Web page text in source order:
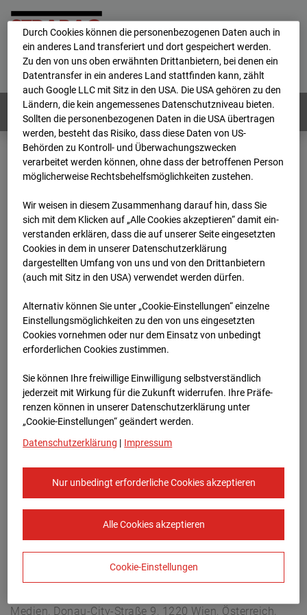
Home E-Mail Impressum
Login
Deutsch / English
Webcams: Alle Länder
Home
Deutschland
BC-132 - BV-Ausbau Bonatzbau -Cam9
Archiv
2026 07 08 14:30
BC-132 - BV-Ausbau
Bonatzbau -Cam9
Arnulf Klett Platz, 70173 Stuttgart
Zur Übersicht
Europe/Berlin
Medien, Donau-City-Straße 9, 1220 Wien, Österreich,
Durch Cookies können die personenbezogenen Daten auch in
ein anderes Land transferiert und dort gespeichert werden.
Zu den von uns oben erwähnten Drittanbietern, bei denen ein
Datentransfer in ein anderes Land stattfinden kann, zählt
auch Google LLC mit Sitz in den USA. Die USA gehören zu den
Ländern, die kein angemessenes Datenschutzniveau bieten.
Sollten die personenbezogenen Daten in die USA übertragen
werden, besteht das Risiko, dass diese Daten von US-
Behörden zu Kontroll- und Überwachungszwecken
verarbeitet werden können, ohne dass der betroffenen Person
möglicherweise Rechtsbehelfsmöglichkeiten zustehen.
Wir weisen in diesem Zusammenhang darauf hin, dass Sie
sich mit dem Klicken auf „Alle Cookies akzeptieren“ damit ein­
ver­standen erklären, dass die auf unserer Seite eingesetzten
Cookies in dem in unserer Datenschutzerklärung
dargestellten Umfang von uns und von den Drittanbietern
(auch mit Sitz in den USA) verwendet werden dürfen.
Alternativ können Sie unter „Cookie-Einstellungen“ einzelne
Einstellungsmöglichkeiten zu den von uns eingesetzten
Cookies vornehmen oder nur dem Einsatz von unbedingt
erforderlichen Cookies zustimmen.
Sie können Ihre freiwillige Einwilligung selbstverständlich
jederzeit mit Wirkung für die Zukunft widerrufen. Ihre Prä­fe­
renzen können in unserer Datenschutzerklärung unter
„Cookie-Einstellungen“ geändert werden.
Datenschutzerklärung | Impressum
Nur unbedingt erforderliche Cookies akzeptieren
Alle Cookies akzeptieren
Cookie-Einstellungen